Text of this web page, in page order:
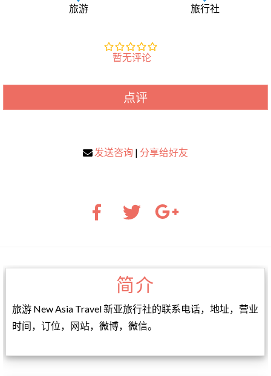
旅游 旅行社
暂无评论
点评
发送咨询 | 分享给好友
简介
旅游 New Asia Travel 新亚旅行社的联系电话，地址，营业
时间，订位，网站，微博，微信。